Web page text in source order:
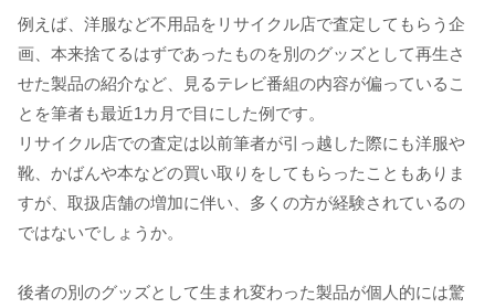
例えば、洋服など不用品をリサイクル店で査定してもらう企
画、本来捨てるはずであったものを別のグッズとして再生さ
せた製品の紹介など、見るテレビ番組の内容が偏っているこ
とを筆者も最近1カ月で目にした例です。
リサイクル店での査定は以前筆者が引っ越した際にも洋服や
靴、かばんや本などの買い取りをしてもらったこともありま
すが、取扱店舗の増加に伴い、多くの方が経験されているの
ではないでしょうか。
後者の別のグッズとして生まれ変わった製品が個人的には驚